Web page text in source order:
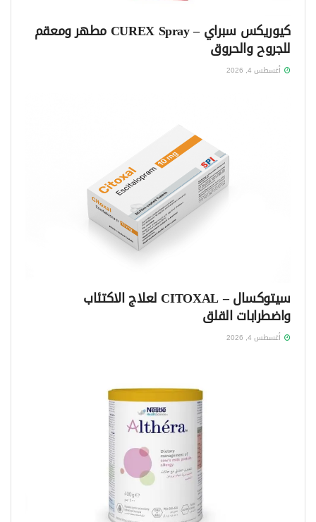
كيوريكس سبراي – CUREX Spray مطهر ومعقم
للجروح والحروق
أغسطس 4, 2026
سيتوكسال – CITOXAL لعلاج الاكتئاب
واضطرابات القلق
أغسطس 4, 2026